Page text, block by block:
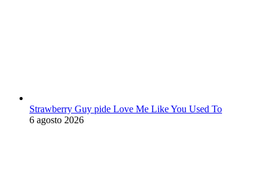
Strawberry Guy pide Love Me Like You Used To
6 agosto 2026